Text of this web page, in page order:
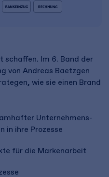
schaffen. Im 6. Band der
von Andreas Baetzgen
wie sie einen Brand
Unternehmens-
in ihre Prozesse
für die Markenarbeit​